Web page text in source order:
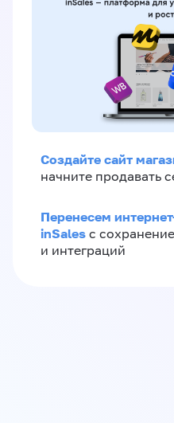
Создайте сайт
начните продавать
Перенесем
inSales с
и интеграций